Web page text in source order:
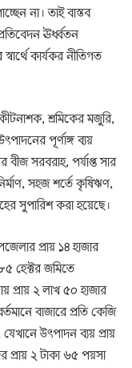
না। তাই বাস্তব
ঊর্ধ্বতন
কার্যকর নীতিগত
শ্রমিকের মজুরি,
পূর্ণাঙ্গ ব্যয়
বীজ সরবরাহ, পর্যাপ্ত সার
সহজ শর্তে কৃষিঋণ,
সুপারিশ করা হয়েছে।
প্রায় ১৪ হাজার
হেক্টর জমিতে
২ লাখ ৫০ হাজার
বাজারে প্রতি কেজি
উৎপাদন ব্যয় প্রায়
২ টাকা ৬৫ পয়সা